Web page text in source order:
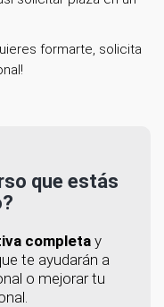
formarte, solicita
que estás
completay
te ayudarán a
o mejorar tu